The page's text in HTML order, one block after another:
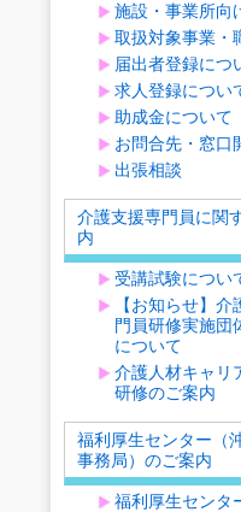
施設・事業所向
取扱対象事業・
届出者登録につ
求人登録につい
助成金について
お問合先・窓口
出張相談
介護支援専門員に関
内
受講試験につい
【お知らせ】介
門員研修実施団
について
介護人材キャリ
研修のご案内
福利厚生センター（
事務局）のご案内
福利厚生センタ